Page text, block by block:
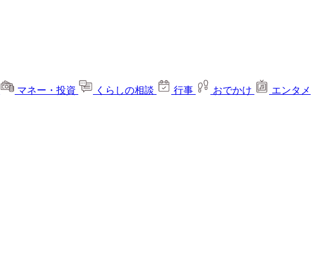
マネー・投資 くらしの相談 行事 おでかけ
エンタメ